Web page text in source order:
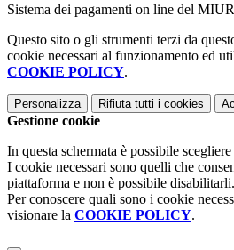
Sistema dei pagamenti on line del MIUR
Questo sito o gli strumenti terzi da
cookie necessari al funzionamento ed
COOKIE POLICY.
Personalizza Rifiuta tutti i cookies
Gestione cookie
In questa schermata è possibile
I cookie necessari sono quelli che
piattaforma e non è possibile disabilitarli.
Per conoscere quali sono i cookie
visionare la COOKIE POLICY.